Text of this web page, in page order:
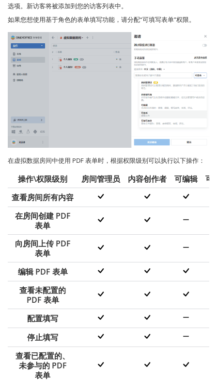
选项。新访客将被添加到您的访客列表中。
如果您想使用基于角色的表单填写功能，请分配“可填写表单”权限。
在虚拟数据房间中使用 PDF 表单时，根据权限级别可以执行以下操作：
操作\权限级别 房间管理员 内容创作者 可编辑
可
查看房间所有内容
在房间创建 PDF
表单
向房间上传 PDF
表单
编辑 PDF 表单
查看未配置的
PDF 表单
配置填写
停止填写
查看已配置的、
未参与的 PDF
表单